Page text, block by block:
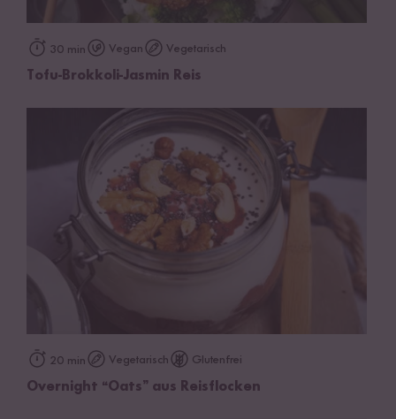
30 min Vegan Vegetarisch
Tofu-Brokkoli-Jasmin Reis
20 min Vegetarisch Glutenfrei
Overnight “Oats” aus Reisflocken